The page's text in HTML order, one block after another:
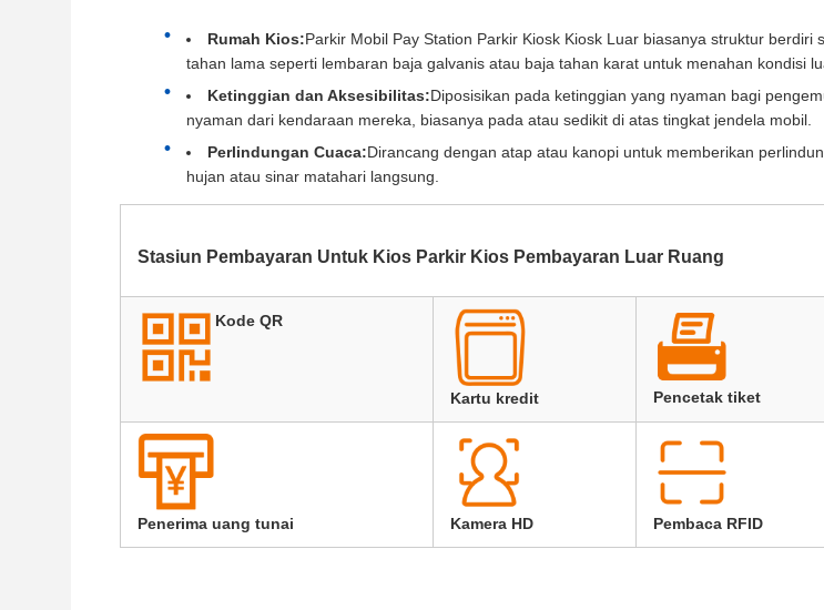
Rumah Kios:Parkir Mobil Pay Station Parkir Kiosk Kiosk Luar biasanya struktur berdiri
tahan lama seperti lembaran baja galvanis atau baja tahan karat untuk menahan kondisi
Ketinggian dan Aksesibilitas:Diposisikan pada ketinggian yang nyaman bagi
nyaman dari kendaraan mereka, biasanya pada atau sedikit di atas tingkat jendela mobil.
Perlindungan Cuaca:Dirancang dengan atap atau kanopi untuk memberikan
hujan atau sinar matahari langsung.
Stasiun Pembayaran Untuk Kios Parkir Kios Pembayaran Luar Ruang
Kode QR
Kartu kredit Pencetak tiket
Penerima uang tunai Kamera HD Pembaca RFID